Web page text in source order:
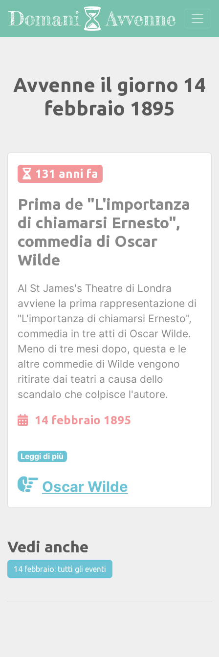
Avvenne il giorno 14
febbraio 1895
131 anni fa
Prima de "L'importanza
di chiamarsi Ernesto",
commedia di Oscar
Wilde
Al St James's Theatre di Londra
avviene la prima rappresentazione di
"L'importanza di chiamarsi Ernesto",
commedia in tre atti di Oscar Wilde.
Meno di tre mesi dopo, questa e le
altre commedie di Wilde vengono
ritirate dai teatri a causa dello
scandalo che colpisce l'autore.
14 febbraio 1895
Leggi di più
Oscar Wilde
Vedi anche
14 febbraio: tutti gli eventi